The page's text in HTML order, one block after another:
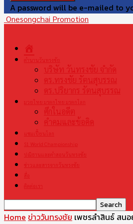
A password will be e-mailed to
Onesongchai Promotion
ตำนานวันทรงชัย
บริษัท วันทรงชัย จำกัด
ดร.ทรงชัย รัตนสุบรรณ
ดร.ปริยากร รัตนสุบรรณ
มวยไทย มรดกไทย มรดกโลก
ศึกในอดีต
คำคมและข้อคิด
แชมเปี้ยนโลก
S1 World Championship
ปณิธานและคำสอนวันทรงชัย
ข่าวและสารจากวันทรงชัย
สื่อ
ติดต่อเรา
Home ข่าววันทรงชัย เพชรลำสินธ์ สน